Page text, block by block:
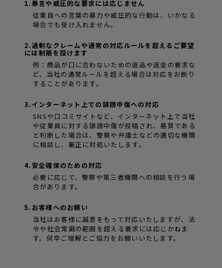
1.暴言や威圧的な要求には応じません
従業員への言葉の暴力や威圧的な行動は、いかなる
場合でも受け入れません。
2.過剰なクレームや通常の対応ルールを超えるご要望
には制限を設けます
例：商品が口に合わないための返品や返金の要求な
ど、当社の通常ルールを超える場合は対応をお断り
することがあります。
3.インターネット上での誹謗中傷への対応
SNSや口コミサイトなど、インターネット上で当社
や従業員に対する誹謗中傷が投稿され、悪質である
と判断した場合は、警察や弁護士などの適切な機関
に相談し、厳正に対処いたします。
4.安全確保のための対応
必要に応じて、警察や第三者機関への相談を行う場
合があります。
5.お客様へのお願い
当社はお客様に誠意をもって対応いたしますが、法
令や社会常識の範囲を超える要求には応じかねま
す。何卒ご理解とご協力をお願いいたします。